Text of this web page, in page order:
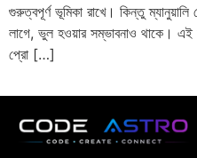
গুরুত্বপূর্ণ ভূমিকা রাখে। কিন্তু
লাগে, ভুল হওয়ার সম্ভাবনাও থাকে।
প্রো […]